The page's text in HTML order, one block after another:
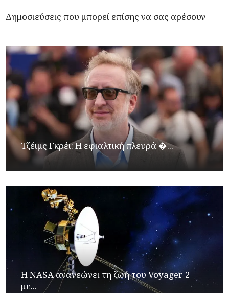
Δημοσιεύσεις που μπορεί επίσης να σας αρέσουν
Τζέιμς Γκρέι: H εφιαλτική πλευρά �...
H NASA ανανεώνει τη ζωή του Voyager 2
με...